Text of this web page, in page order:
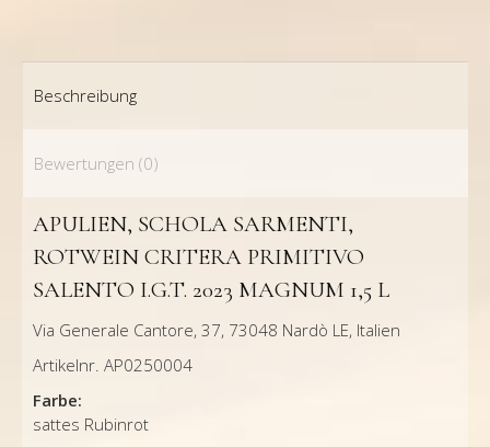
Beschreibung
Bewertungen (0)
APULIEN, SCHOLA SARMENTI,
ROTWEIN CRITERA PRIMITIVO
SALENTO I.G.T. 2023 MAGNUM 1,5 L
Via Generale Cantore, 37, 73048 Nardò LE, Italien
Artikelnr. AP0250004
Farbe:
sattes Rubinrot